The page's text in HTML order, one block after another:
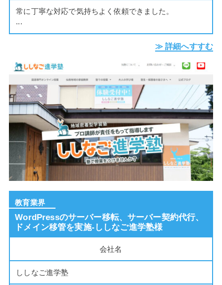
常に丁寧な対応で気持ちよく依頼できました。
...
≫ 詳細へすすむ
教育業界
WordPressのサーバー移転、サーバー契約代行、
ドメイン移管を実施-ししなご進学塾様
会社名
ししなご進学塾